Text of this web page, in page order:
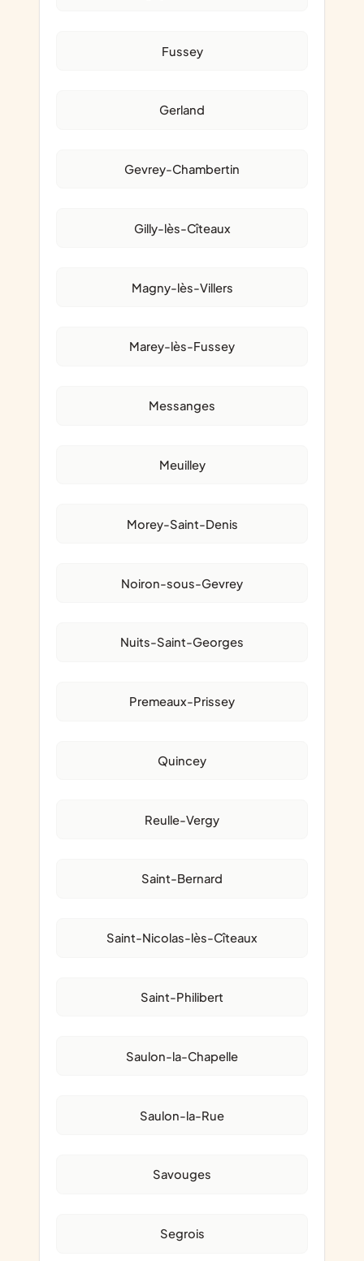
Fussey
Gerland
Gevrey-Chambertin
Gilly-lès-Cîteaux
Magny-lès-Villers
Marey-lès-Fussey
Messanges
Meuilley
Morey-Saint-Denis
Noiron-sous-Gevrey
Nuits-Saint-Georges
Premeaux-Prissey
Quincey
Reulle-Vergy
Saint-Bernard
Saint-Nicolas-lès-Cîteaux
Saint-Philibert
Saulon-la-Chapelle
Saulon-la-Rue
Savouges
Segrois